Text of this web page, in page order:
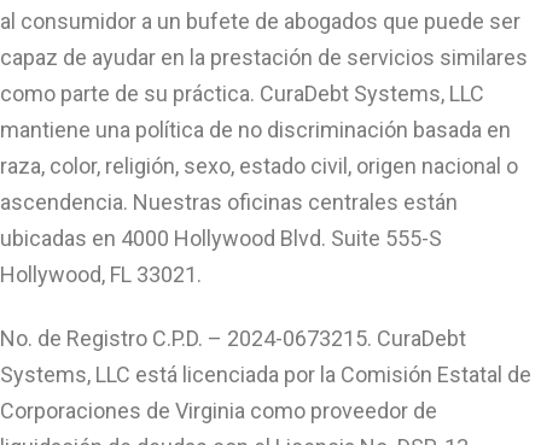
al consumidor a un bufete de abogados que puede ser
capaz de ayudar en la prestación de servicios similares
como parte de su práctica. CuraDebt Systems, LLC
mantiene una política de no discriminación basada en
raza, color, religión, sexo, estado civil, origen nacional o
ascendencia. Nuestras oficinas centrales están
ubicadas en 4000 Hollywood Blvd. Suite 555-S
Hollywood, FL 33021.
No. de Registro C.P.D. – 2024-0673215. CuraDebt
Systems, LLC está licenciada por la Comisión Estatal de
Corporaciones de Virginia como proveedor de